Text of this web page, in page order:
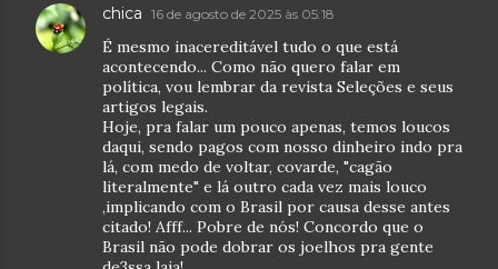
chica 16 de agosto de 2025 às 05:18
É mesmo inacereditável tudo o que está
acontecendo... Como não quero falar em
política, vou lembrar da revista Seleções e seus
artigos legais.
Hoje, pra falar um pouco apenas, temos loucos
daqui, sendo pagos com nosso dinheiro indo pra
lá, com medo de voltar, covarde, "cagão
literalmente" e lá outro cada vez mais louco
,implicando com o Brasil por causa desse antes
citado! Afff... Pobre de nós! Concordo que o
Brasil não pode dobrar os joelhos pra gente